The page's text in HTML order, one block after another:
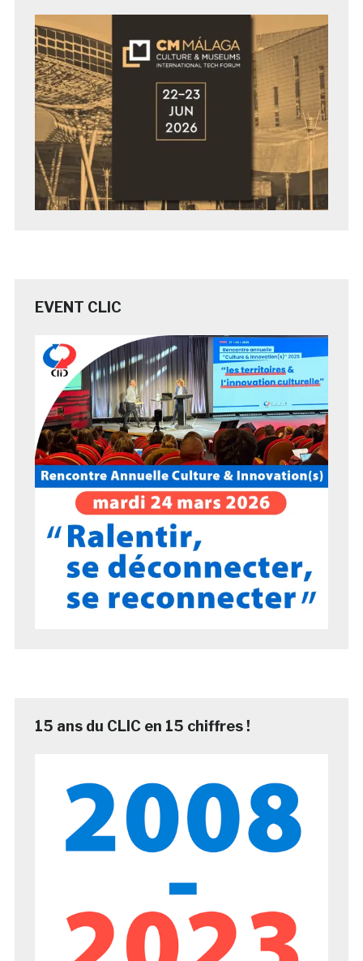
EVENT CLIC
15 ans du CLIC en 15 chiffres !